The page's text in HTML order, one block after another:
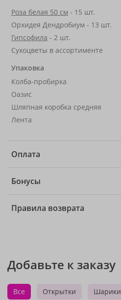
Роза белая 50 см - 15 шт.
Орхидея Дендробиум - 13 шт.
Гипсофила - 2 шт.
Сухоцветы в ассортименте
Упаковка
Колба-пробирка
Оазис
Шляпная коробка средняя
Лента
Оплата
Бонусы
Правила возврата
Добавьте к заказу
Все Открытки Шарики